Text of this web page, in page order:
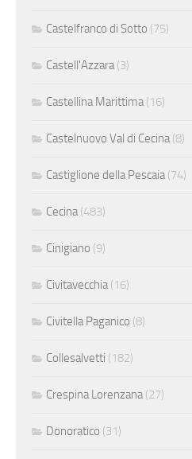
Castelfranco di Sotto (75)
Castell'Azzara(3)
Castellina Marittima(16)
Castelnuovo Val di Cecina(8)
Castiglione della Pescaia(74)
Cecina(483)
Cinigiano (9)
Civitavecchia(16)
Civitella Paganico (8)
Collesalvetti (182)
Crespina Lorenzana(27)
Donoratico (31)